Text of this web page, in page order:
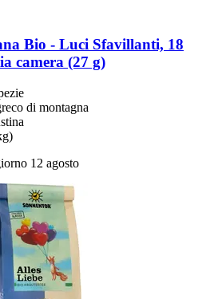
Bio -​ Luci Sfavillanti, 18
camera (27 g)
di montagna
12 agosto